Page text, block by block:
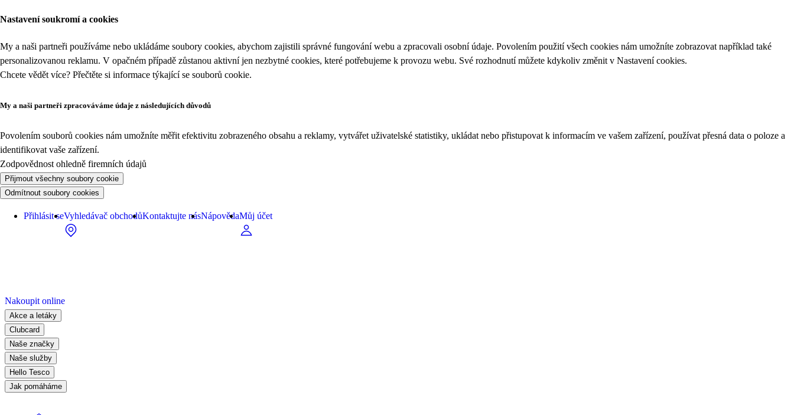
Nastavení soukromí a cookies
My a naši partneři používáme nebo ukládáme soubory cookies, abychom zajistili správné fungování webu a zpracovali osobní údaje. Povolením použití všech cookies nám umožníte zobrazovat například také
personalizovanou reklamu. V opačném případě zůstanou aktivní jen nezbytné cookies, které potřebujeme k provozu webu. Své rozhodnutí můžete kdykoliv změnit v Nastavení cookies.
Chcete vědět více? Přečtěte si informace týkající se souborů cookie.
My a naši partneři zpracováváme údaje z následujících důvodů
Povolením souborů cookies nám umožníte měřit efektivitu zobrazeného obsahu a reklamy, vytvářet uživatelské statistiky, ukládat nebo přistupovat k informacím ve vašem zařízení, používat přesná data o poloze a
identifikovat vaše zařízení.
Zodpovědnost ohledně firemních údajů
Přijmout všechny soubory cookie
Odmítnout soubory cookies
Přihlásit seVyhledávač obchodůKontaktujte násNápovědaMůj účet
Nakoupit online
Akce a letáky
Clubcard
Naše značky
Naše služby
Hello Tesco
Jak pomáháme